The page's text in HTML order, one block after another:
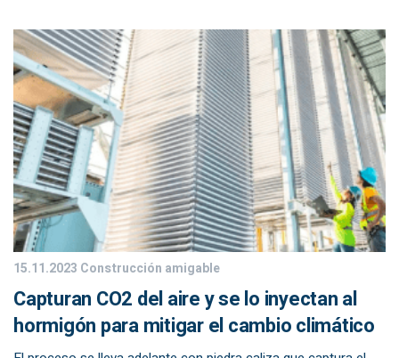
15.11.2023 Construcción amigable
Capturan CO2 del aire y se lo inyectan al
hormigón para mitigar el cambio climático